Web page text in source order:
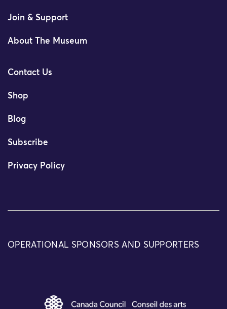
Join & Support
About The Museum
Contact Us
Shop
Blog
Subscribe
Privacy Policy
OPERATIONAL SPONSORS AND SUPPORTERS